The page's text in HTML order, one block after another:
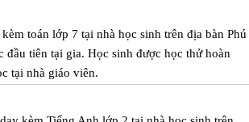
toán lớp 7 tại nhà học sinh trên địa bàn Phú
tiên tại gia. Học sinh được học thử hoàn
tại nhà giáo viên.